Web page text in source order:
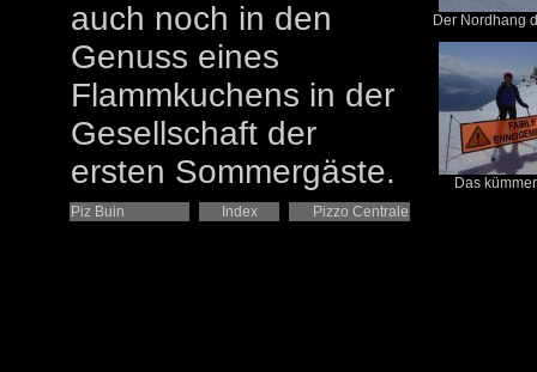
auch noch in den
Genuss eines
Flammkuchens in der
Gesellschaft der
ersten Sommergäste.
Der Nordhang
Das
Piz Buin
Index Pizzo Centrale